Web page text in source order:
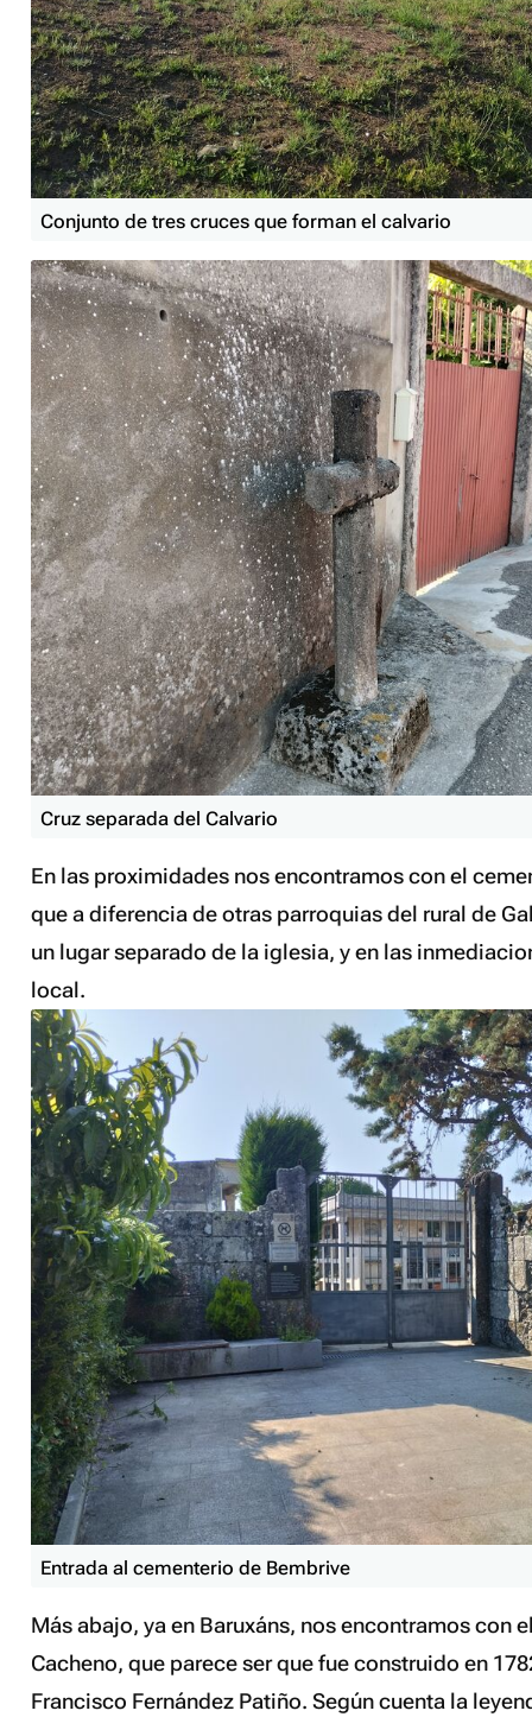
Conjunto de tres cruces que forman el calvario
Cruz separada del Calvario
En las proximidades nos encontramos con el
que a diferencia de otras parroquias del rural de
un lugar separado de la iglesia, y en las
local.
Entrada al cementerio de Bembrive
Más abajo, ya en Baruxáns, nos encontramos con
Cacheno, que parece ser que fue construido en
Francisco Fernández Patiño. Según cuenta la